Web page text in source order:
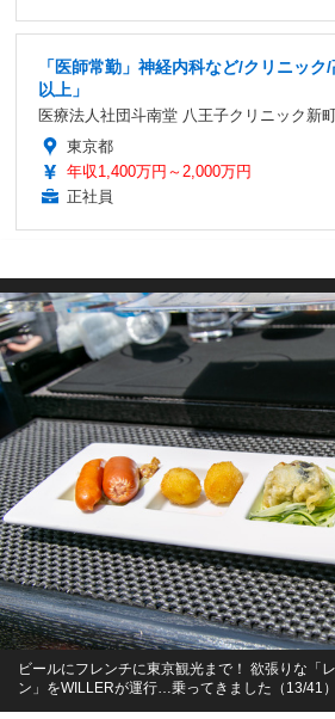
「医師常勤」神経内科など/クリニッ
以上」
医療法人社団斗南堂 八王子クリニック新
東京都
年収1,400万円～2,000万円
正社員
ビールにフレンチに東京観光まで！ 欲張りな「
ン」をWILLERが運行…乗ってきました（13/41）